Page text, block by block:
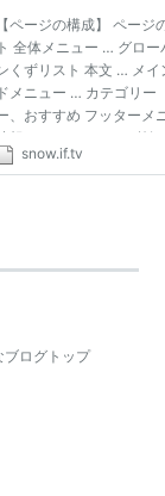
【ページの構成】 ペー
ト 全体メニュー … グロ
くずリスト 本文 … メ
ドメニュー … カテゴリー
、おすすめ フッターメ
報 はじめに XPでは外
るようになっています
snow.if.tv
ブログトップ